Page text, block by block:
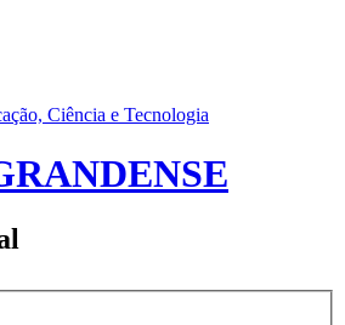
Ciência e Tecnologia